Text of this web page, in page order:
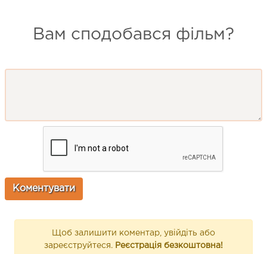
Вам сподобався фільм?
Щоб залишити коментар, увійдіть або
зареєструйтеся. Реєстрація безкоштовна!